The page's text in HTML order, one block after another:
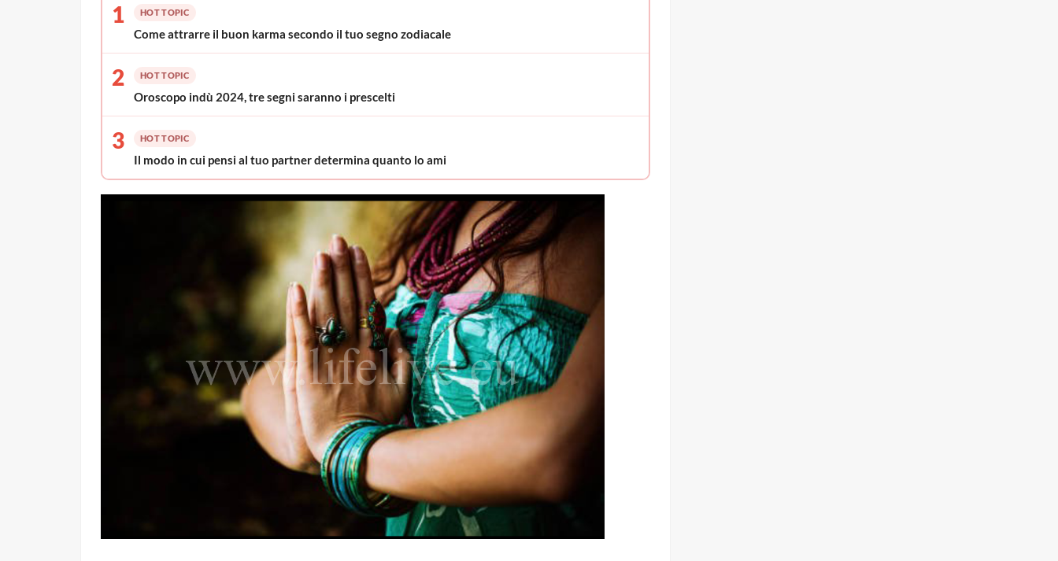
1 HOT TOPIC
Come attrarre il buon karma secondo il tuo segno zodiacale
2 HOT TOPIC
Oroscopo indù 2024, tre segni saranno i prescelti
3 HOT TOPIC
Il modo in cui pensi al tuo partner determina quanto lo ami